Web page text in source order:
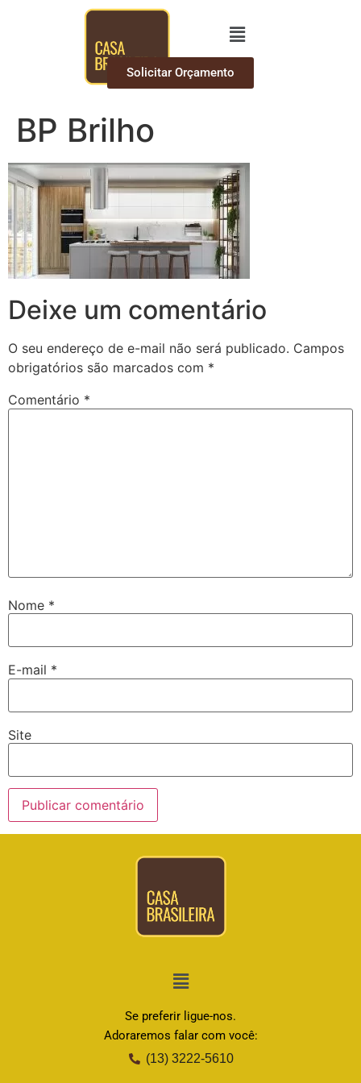
Solicitar Orçamento
BP Brilho
Deixe um comentário
O seu endereço de e-mail não será publicado. Campos
obrigatórios são marcados com *
Comentário *
Nome *
E-mail *
Site
Se preferir ligue-nos.
Adoraremos falar com você:
(13) 3222-5610